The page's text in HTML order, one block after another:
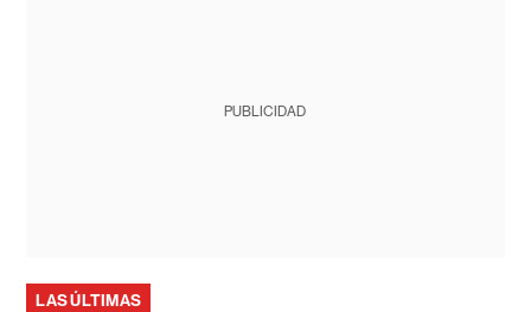
PUBLICIDAD
LAS ÚLTIMAS